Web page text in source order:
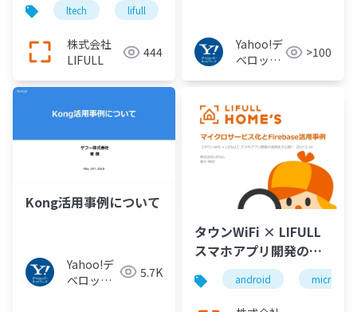
ト問い合わせ情報登録
APIの構築と管理
ltech lifull
株式会社
LIFULL
444
Yahoo!デ
ベロッパ
>100
Kong活用事例について
Yahoo!デ
ベロッパ
5.7K
タウンWiFi × LIFULL
スマホアプリ開発の実
例
android